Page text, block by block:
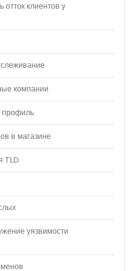
отток клиентов у
компании
в магазине
TLD
уязвимости